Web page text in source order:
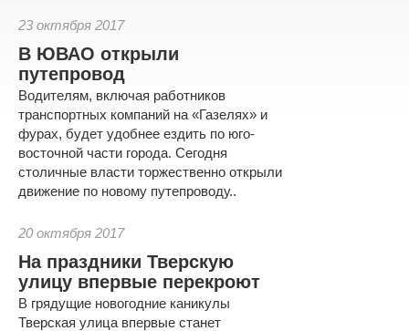
23 октября 2017
В ЮВАО открыли
путепровод
Водителям, включая работников
транспортных компаний на «Газелях» и
фурах, будет удобнее ездить по юго-
восточной части города. Сегодня
столичные власти торжественно открыли
движение по новому путепроводу..
20 октября 2017
На праздники Тверскую
улицу впервые перекроют
В грядущие новогодние каникулы
Тверская улица впервые станет